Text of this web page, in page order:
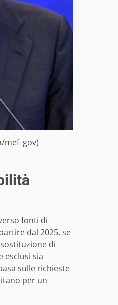
mef_gov)
fonti di
dal 2025, se
di
esclusi sia
sulle richieste
per un